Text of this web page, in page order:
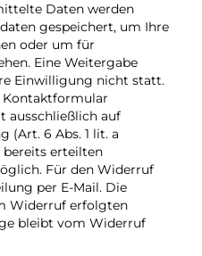
Daten werden
gespeichert, um Ihre
oder um für
Eine Weitergabe
Einwilligung nicht statt.
Kontaktformular
ausschließlich auf
(Art. 6 Abs. 1 lit. a
bereits erteilten
Für den Widerruf
per E-Mail. Die
Widerruf erfolgten
bleibt vom Widerruf